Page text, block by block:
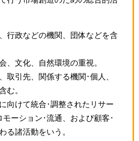
行政などの機関、団体などを含
、文化、自然環境の重視。
取引先、関係する機関･個人、
む。
向けて統合･調整されたリサー
モーション･流通、および顧客･
る諸活動をいう。